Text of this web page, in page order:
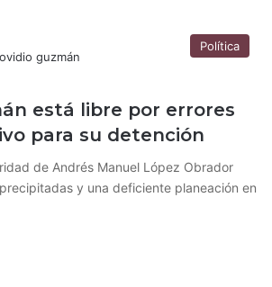
Política
está libre por errores
para su detención
de Andrés Manuel López Obrador
y una deficiente planeación en